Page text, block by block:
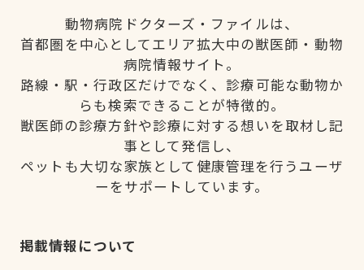
動物病院ドクターズ・ファイルは、
首都圏を中心としてエリア拡大中の獣医師・動物
病院情報サイト。
路線・駅・行政区だけでなく、診療可能な動物か
らも検索できることが特徴的。
獣医師の診療方針や診療に対する想いを取材し記
事として発信し、
ペットも大切な家族として健康管理を行うユーザ
ーをサポートしています。
掲載情報について